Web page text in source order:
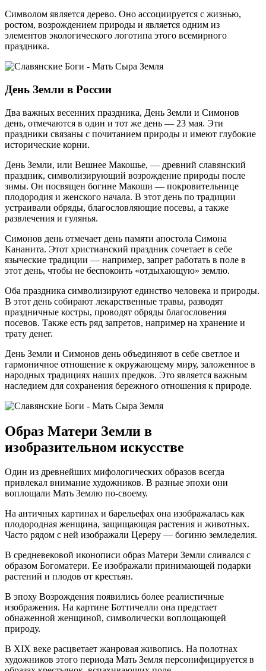
Символом является дерево. Оно ассоциируется с жизнью,
ростом, возрождением природы и является одним из
элементов экологического логотипа этого всемирного
праздника.
День Земли в России
Два важных весенних праздника, День Земли и Симонов
день, отмечаются в один и тот же день — 23 мая. Эти
праздники связаны с почитанием природы и имеют глубокие
исторические корни.
День Земли, или Вешнее Макошье, — древний славянский
праздник, символизирующий возрождение природы после
зимы. Он посвящен богине Макоши — покровительнице
плодородия и женского начала. В этот день по традиции
устраивали обряды, благословляющие посевы, а также
развлечения и гулянья.
Симонов день отмечает день памяти апостола Симона
Кананита. Этот христианский праздник сочетает в себе
языческие традиции — например, запрет работать в поле в
этот день, чтобы не беспокоить «отдыхающую» землю.
Оба праздника символизируют единство человека и природы.
В этот день собирают лекарственные травы, разводят
праздничные костры, проводят обряды благословения
посевов. Также есть ряд запретов, например на хранение и
трату денег.
День Земли и Симонов день объединяют в себе светлое и
гармоничное отношение к окружающему миру, заложенное в
народных традициях наших предков. Это является важным
наследием для сохранения бережного отношения к природе.
Образ Матери Земли в
изобразительном искусстве
Один из древнейших мифологических образов всегда
привлекал внимание художников. В разные эпохи они
воплощали Мать Землю по-своему.
На античных картинах и барельефах она изображалась как
плодородная женщина, защищающая растения и животных.
Часто рядом с ней изображали Цереру — богиню земледелия.
В средневековой иконописи образ Матери Земли сливался с
образом Богоматери. Ее изображали принимающей подарки
растений и плодов от крестьян.
В эпоху Возрождения появились более реалистичные
изображения. На картине Боттичелли она предстает
обнаженной женщиной, символически воплощающей
природу.
В XIX веке расцветает жанровая живопись. На полотнах
художников этого периода Мать Земля персонифицируется в